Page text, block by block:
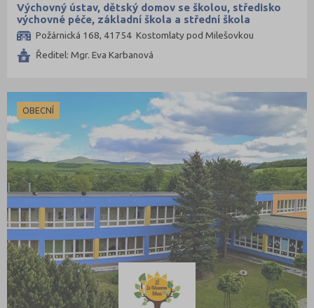
Výchovný ústav, dětský domov se školou, středisko
výchovné péče, základní škola a střední škola
Kostomlaty pod Milešovkou, státní příspěvková
organizace
Požárnická 168, 41754 Kostomlaty pod Milešovkou
Ředitel: Mgr. Eva Karbanová
OBECNÍ